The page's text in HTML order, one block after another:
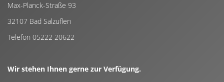
Max-Planck-Straße 93
32107 Bad Salzuflen
Telefon 05222 20622
Wir stehen Ihnen gerne zur Verfügung.